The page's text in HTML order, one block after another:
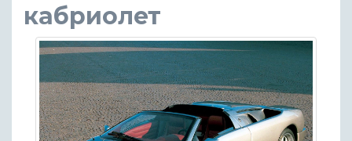
кабриолет